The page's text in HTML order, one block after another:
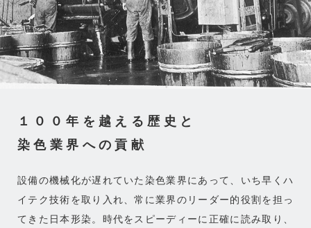
１００年を越える歴史と
染色業界への貢献
設備の機械化が遅れていた染色業界にあって、いち早くハ
イテク技術を取り入れ、常に業界のリーダー的役割を担っ
てきた日本形染。時代をスピーディーに正確に読み取り、